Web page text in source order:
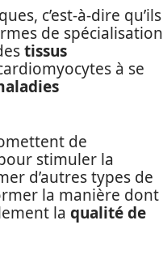
c’est-à-dire qu’ils
de spécialisation
tissus
à se
de
stimuler la
d’autres types de
la manière dont
la qualité de